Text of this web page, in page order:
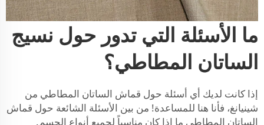
ما الأسئلة التي تدور حول نسيج
الساتان المطاطي؟
إذا كانت لديك أي أسئلة حول قماش الساتان المطاطي من
شينيانغ، فأنا هنا للمساعدة! من بين الأسئلة الشائعة حول قماش
الساتان المطاطي ما إذا كان مناسباً لجميع أنواع الجسم.